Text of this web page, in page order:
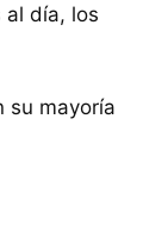
al día, los
su mayoría